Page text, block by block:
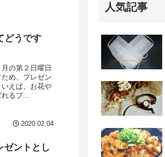
どうです
の第２日曜日
め、プレゼン
えば、お花や
るプ...
2020.02.04
ゼントとし
人気記事